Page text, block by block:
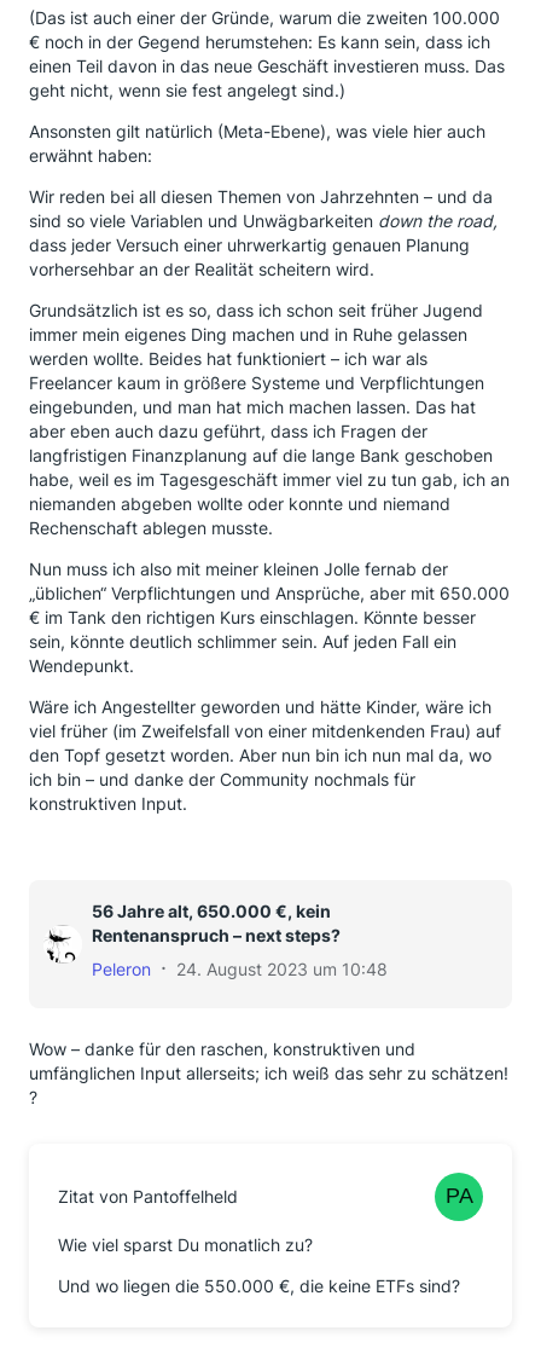
(Das ist auch einer der Gründe, warum die zweiten 100.000
€ noch in der Gegend herumstehen: Es kann sein, dass ich
einen Teil davon in das neue Geschäft investieren muss. Das
geht nicht, wenn sie fest angelegt sind.)
Ansonsten gilt natürlich (Meta-Ebene), was viele hier auch
erwähnt haben:
Wir reden bei all diesen Themen von Jahrzehnten – und da
sind so viele Variablen und Unwägbarkeiten down the road,
dass jeder Versuch einer uhrwerkartig genauen Planung
vorhersehbar an der Realität scheitern wird.
Grundsätzlich ist es so, dass ich schon seit früher Jugend
immer mein eigenes Ding machen und in Ruhe gelassen
werden wollte. Beides hat funktioniert – ich war als
Freelancer kaum in größere Systeme und Verpflichtungen
eingebunden, und man hat mich machen lassen. Das hat
aber eben auch dazu geführt, dass ich Fragen der
langfristigen Finanzplanung auf die lange Bank geschoben
habe, weil es im Tagesgeschäft immer viel zu tun gab, ich an
niemanden abgeben wollte oder konnte und niemand
Rechenschaft ablegen musste.
Nun muss ich also mit meiner kleinen Jolle fernab der
„üblichen“ Verpflichtungen und Ansprüche, aber mit 650.000
€ im Tank den richtigen Kurs einschlagen. Könnte besser
sein, könnte deutlich schlimmer sein. Auf jeden Fall ein
Wendepunkt.
Wäre ich Angestellter geworden und hätte Kinder, wäre ich
viel früher (im Zweifelsfall von einer mitdenkenden Frau) auf
den Topf gesetzt worden. Aber nun bin ich nun mal da, wo
ich bin – und danke der Community nochmals für
konstruktiven Input.
56 Jahre alt, 650.000 €, kein
Rentenanspruch – next steps?
Peleron
24. August 2023 um 10:48
Wow – danke für den raschen, konstruktiven und
umfänglichen Input allerseits; ich weiß das sehr zu schätzen!
?
Zitat von Pantoffelheld
Wie viel sparst Du monatlich zu?
Und wo liegen die 550.000 €, die keine ETFs sind?